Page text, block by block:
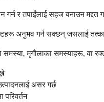
गर्न र तपाईंलाई सहज बनाउन
अनुभव गर्न सक्छन् जसलाई
समस्या, मृगौलाका समस्याहरू, वा
असर गर्छ
परिवर्तन